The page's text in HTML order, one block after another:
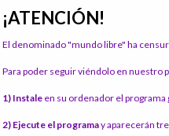
¡ATENCIÓN!
El denominado "mundo libre" ha
Para poder seguir viéndolo en nuestro
1) Instale en su ordenador el
2) Ejecute el programay aparecerán